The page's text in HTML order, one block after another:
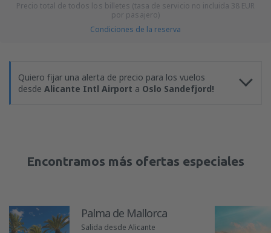
Precio total de todos los billetes (tasa de servicio no incluida 38 EUR
por pasajero)
Condiciones de la reserva
Quiero fijar una alerta de precio para los vuelos
desde Alicante Intl Airport a Oslo Sandefjord!
Encontramos más ofertas especiales
Palma de Mallorca
Salida desde Alicante